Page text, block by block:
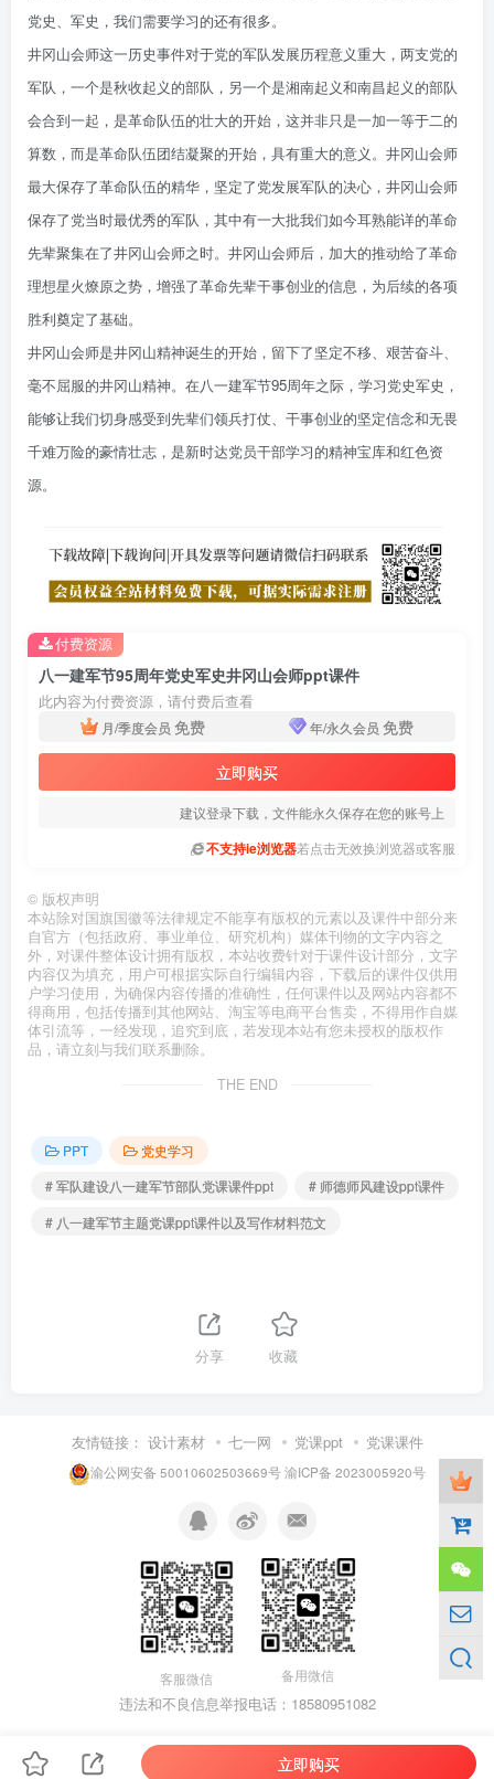
党史、军史，我们需要学习的还有很多。
井冈山会师这一历史事件对于党的军队发展历程意义重大，两支党的
军队，一个是秋收起义的部队，另一个是湘南起义和南昌起义的部队
会合到一起，是革命队伍的壮大的开始，这并非只是一加一等于二的
算数，而是革命队伍团结凝聚的开始，具有重大的意义。井冈山会师
最大保存了革命队伍的精华，坚定了党发展军队的决心，井冈山会师
保存了党当时最优秀的军队，其中有一大批我们如今耳熟能详的革命
先辈聚集在了井冈山会师之时。井冈山会师后，加大的推动给了革命
理想星火燎原之势，增强了革命先辈干事创业的信息，为后续的各项
胜利奠定了基础。
井冈山会师是井冈山精神诞生的开始，留下了坚定不移、艰苦奋斗、
毫不屈服的井冈山精神。在八一建军节95周年之际，学习党史军史，
能够让我们切身感受到先辈们领兵打仗、干事创业的坚定信念和无畏
千难万险的豪情壮志，是新时达党员干部学习的精神宝库和红色资
源。
八一建军节95周年党史军史井冈山会师ppt课件
此内容为付费资源，请付费后查看
月/季度会员 免费 年/永久会员 免费
立即购买
建议登录下载，文件能永久保存在您的账号上
不支持ie浏览器若点击无效换浏览器或客服
付费资源
© 版权声明
本站除对国旗国徽等法律规定不能享有版权的元素以及课件中部分来
自官方（包括政府、事业单位、研究机构）媒体刊物的文字内容之
外，对课件整体设计拥有版权，本站收费针对于课件设计部分，文字
内容仅为填充，用户可根据实际自行编辑内容，下载后的课件仅供用
户学习使用，为确保内容传播的准确性，任何课件以及网站内容都不
得商用，包括传播到其他网站、淘宝等电商平台售卖，不得用作自媒
体引流等，一经发现，追究到底，若发现本站有您未授权的版权作
品，请立刻与我们联系删除。
THE END
PPT
党史学习
# 军队建设八一建军节部队党课课件ppt
# 师德师风建设ppt课件
# 八一建军节主题党课ppt课件以及写作材料范文
分享 收藏
友情链接： 设计素材 七一网 党课ppt 党课课件
渝公网安备 50010602503669号渝ICP备 2023005920号
客服微信 备用微信
违法和不良信息举报电话：18580951082
立即购买